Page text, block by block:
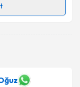
almanız için bir